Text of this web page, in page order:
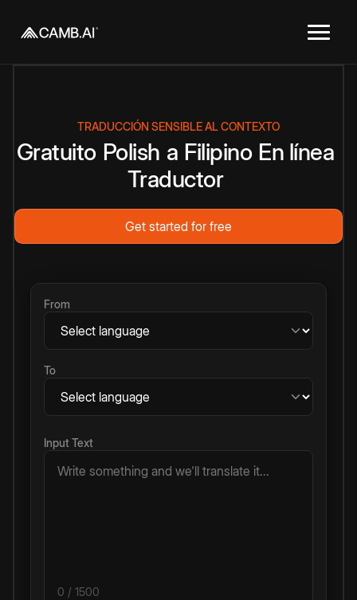
TRADUCCIÓN SENSIBLE AL CONTEXTO
Gratuito Polish a Filipino En línea
Traductor
Get started for free
From
To
Input Text
0 / 1500